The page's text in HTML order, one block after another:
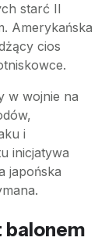
starć II
Amerykańska
cios
w wojnie na
i
inicjatywa
japońska
balonem